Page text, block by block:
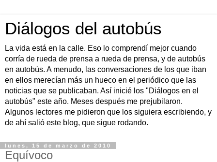
Diálogos del autobús
La vida está en la calle. Eso lo comprendí mejor cuando
corría de rueda de prensa a rueda de prensa, y de autobús
en autobús. A menudo, las conversaciones de los que iban
en ellos merecían más un hueco en el periódico que las
noticias que se publicaban. Así inicié los "Diálogos en el
autobús" este año. Meses después me prejubilaron.
Algunos lectores me pidieron que los siguiera escribiendo, y
de ahí salió este blog, que sigue rodando.
lunes, 15 de marzo de 2010
Equívoco